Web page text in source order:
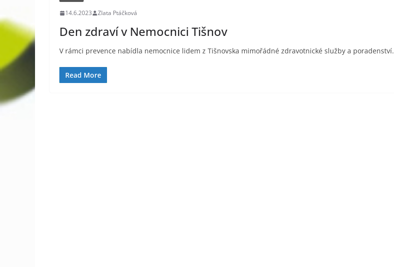
14.6.2023 Zlata Ptáčková
Den zdraví v Nemocnici Tišnov
V rámci prevence nabídla nemocnice lidem z Tišnovska mimořádné zdravotnické služby a poradenství.
Read More